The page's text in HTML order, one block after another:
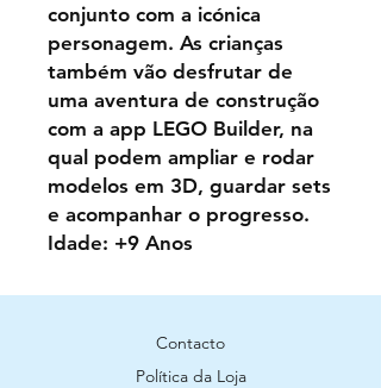
conjunto com a icónica
personagem. As crianças
também vão desfrutar de
uma aventura de construção
com a app LEGO Builder, na
qual podem ampliar e rodar
modelos em 3D, guardar sets
e acompanhar o progresso.
Idade: +9 Anos
Contacto
Política da Loja